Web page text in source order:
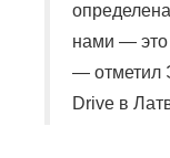
нами — это
— отметил
Drive в